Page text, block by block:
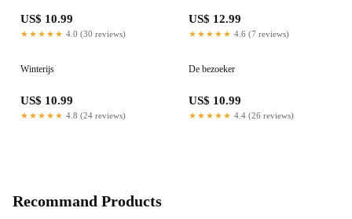
US$ 10.99
★★★★★ 4.0 (30 reviews)
US$ 12.99
★★★★★ 4.6 (7 reviews)
Winterijs
US$ 10.99
★★★★★ 4.8 (24 reviews)
De bezoeker
US$ 10.99
★★★★★ 4.4 (26 reviews)
Recommand Products